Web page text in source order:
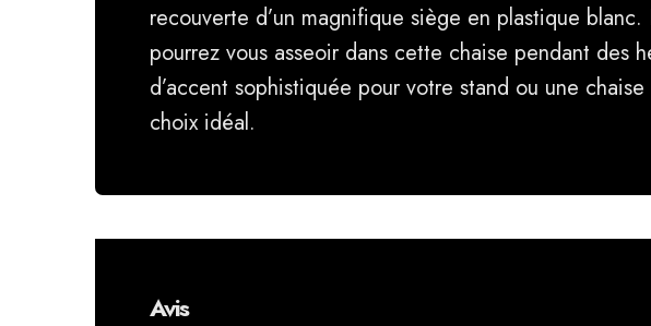
recouverte d’un magnifique siège en plastique
pourrez vous asseoir dans cette chaise pendant des
d’accent sophistiquée pour votre stand ou une
choix idéal.
Avis